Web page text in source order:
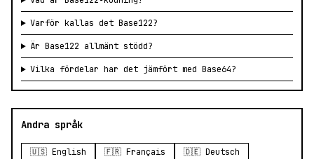
Varför kallas det Base122?
Är Base122 allmänt stödd?
Vilka fördelar har det jämfört med Base64?
Andra språk
🇺🇸 English 🇫🇷 Français 🇩🇪 Deutsch